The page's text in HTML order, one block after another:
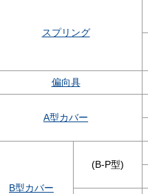
スプリング
偏向具
A型カバー
B型カバー
(B-P型)